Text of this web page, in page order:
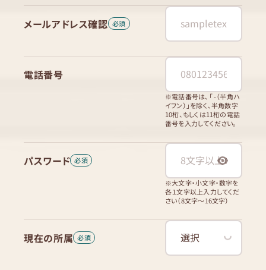
メールアドレス確認
電話番号
※電話番号は、「 -（半角ハ
イフン）」を除く、半角数字
10桁、もしくは11桁の電話
番号を入力してください。
パスワード
※大文字・小文字・数字を
各１文字以上入力してくだ
さい（8文字〜16文字）
現在の所属